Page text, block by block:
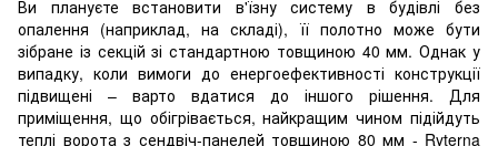
Ви плануєте встановити в'їзну систему в будівлі без
опалення (наприклад, на складі), її полотно може бути
зібране із секцій зі стандартною товщиною 40 мм. Однак у
випадку, коли вимоги до енергоефективності конструкції
підвищені – варто вдатися до іншого рішення. Для
приміщення, що обігрівається, найкращим чином підійдуть
теплі ворота з сендвіч-панелей товщиною 80 мм - Ryterna